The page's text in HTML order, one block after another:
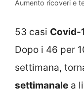
Aumento ricoveri e
53 casi Covid-
Dopo i 46 per
settimana,
settimanale a